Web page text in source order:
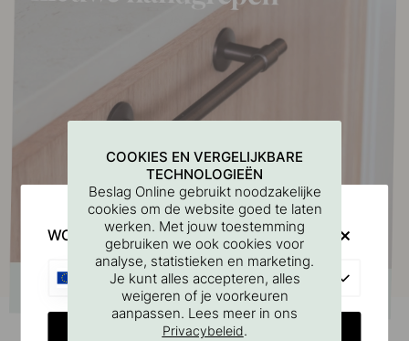
COOKIES EN VERGELIJKBARE
TECHNOLOGIEËN
Beslag Online gebruikt noodzakelijke
cookies om de website goed te laten
werken. Met jouw toestemming
gebruiken we ook cookies voor
analyse, statistieken en marketing.
Je kunt alles accepteren, alles
weigeren of je voorkeuren
aanpassen. Lees meer in ons
Privacybeleid.
WOULD YOU RATHER VISIT?
CHANGE COUNTRY